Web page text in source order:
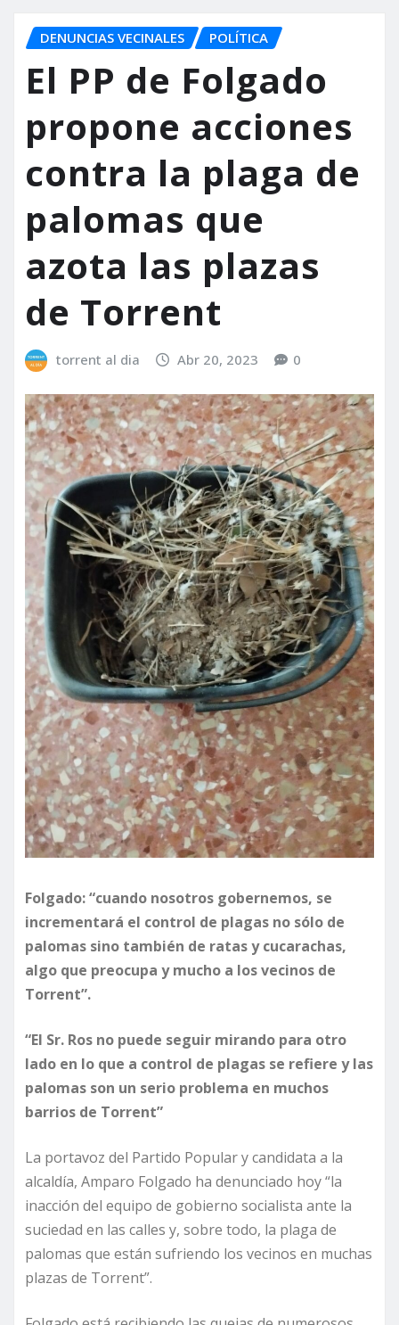
DENUNCIAS VECINALES POLÍTICA
El PP de Folgado
propone acciones
contra la plaga de
palomas que
azota las plazas
de Torrent
torrent al dia Abr 20, 2023 0
Folgado: “cuando nosotros gobernemos, se
incrementará el control de plagas no sólo de
palomas sino también de ratas y cucarachas,
algo que preocupa y mucho a los vecinos de
Torrent”.
“El Sr. Ros no puede seguir mirando para otro
lado en lo que a control de plagas se refiere y las
palomas son un serio problema en muchos
barrios de Torrent”
La portavoz del Partido Popular y candidata a la
alcaldía, Amparo Folgado ha denunciado hoy “la
inacción del equipo de gobierno socialista ante la
suciedad en las calles y, sobre todo, la plaga de
palomas que están sufriendo los vecinos en muchas
plazas de Torrent”.